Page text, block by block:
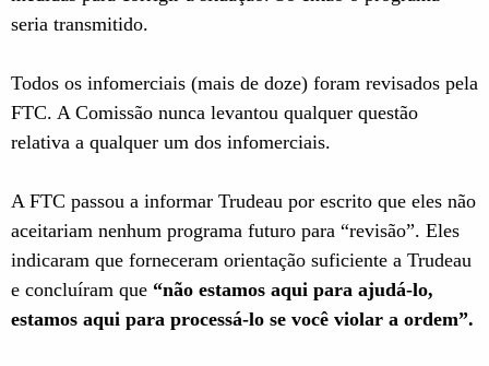
seria transmitido.
Todos os infomerciais (mais de doze) foram revisados pela
FTC. A Comissão nunca levantou qualquer questão
relativa a qualquer um dos infomerciais.
A FTC passou a informar Trudeau por escrito que eles não
aceitariam nenhum programa futuro para “revisão”. Eles
indicaram que forneceram orientação suficiente a Trudeau
e concluíram que “não estamos aqui para ajudá-lo,
estamos aqui para processá-lo se você violar a ordem”.